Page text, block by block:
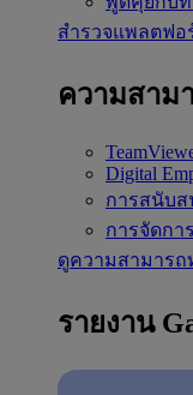
สำรวจแพลตฟอ
ความสาม
Digital
การสนับ
การจัดก
ดูความสามารถ
รายงาน